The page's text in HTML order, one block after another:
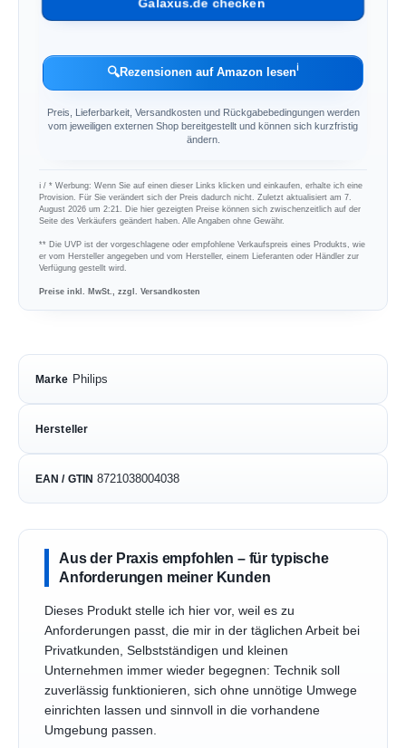
Galaxus.de checken
🔍Rezensionen auf Amazon lesenℹ︎
Preis, Lieferbarkeit, Versandkosten und Rückgabebedingungen werden
vom jeweiligen externen Shop bereitgestellt und können sich kurzfristig
ändern.
ℹ︎ / * Werbung: Wenn Sie auf einen dieser Links klicken und einkaufen, erhalte ich eine
Provision. Für Sie verändert sich der Preis dadurch nicht. Zuletzt aktualisiert am 7.
August 2026 um 2:21. Die hier gezeigten Preise können sich zwischenzeitlich auf der
Seite des Verkäufers geändert haben. Alle Angaben ohne Gewähr.
** Die UVP ist der vorgeschlagene oder empfohlene Verkaufspreis eines Produkts, wie
er vom Hersteller angegeben und vom Hersteller, einem Lieferanten oder Händler zur
Verfügung gestellt wird.
Preise inkl. MwSt., zzgl. Versandkosten
Marke Philips
Hersteller
EAN / GTIN 8721038004038
Aus der Praxis empfohlen – für typische
Anforderungen meiner Kunden
Dieses Produkt stelle ich hier vor, weil es zu
Anforderungen passt, die mir in der täglichen Arbeit bei
Privatkunden, Selbstständigen und kleinen
Unternehmen immer wieder begegnen: Technik soll
zuverlässig funktionieren, sich ohne unnötige Umwege
einrichten lassen und sinnvoll in die vorhandene
Umgebung passen.